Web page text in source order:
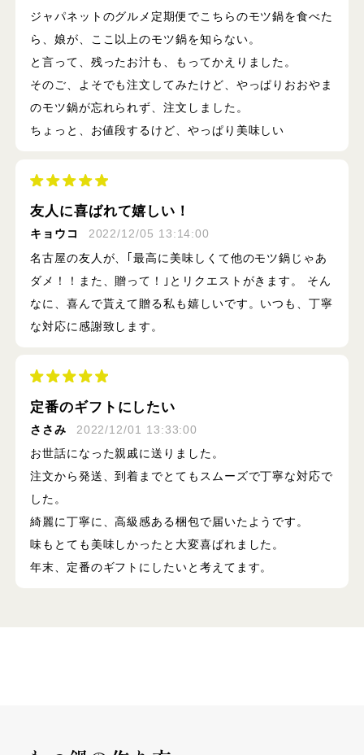
ジャパネットのグルメ定期便でこちらのモツ鍋を食べた
ら、娘が、ここ以上のモツ鍋を知らない。
と言って、残ったお汁も、もってかえりました。
そのご、よそでも注文してみたけど、やっぱりおおやま
のモツ鍋が忘れられず、注文しました。
ちょっと、お値段するけど、やっぱり美味しい
友人に喜ばれて嬉しい！
キョウコ
2022/12/05 13:14:00
名古屋の友人が、｢最高に美味しくて他のモツ鍋じゃあ
ダメ！！また、贈って！｣とリクエストがきます。 そん
なに、喜んで貰えて贈る私も嬉しいです。いつも、丁寧
な対応に感謝致します。
定番のギフトにしたい
ささみ
2022/12/01 13:33:00
お世話になった親戚に送りました。
注文から発送、到着までとてもスムーズで丁寧な対応で
した。
綺麗に丁寧に、高級感ある梱包で届いたようです。
味もとても美味しかったと大変喜ばれました。
年末、定番のギフトにしたいと考えてます。